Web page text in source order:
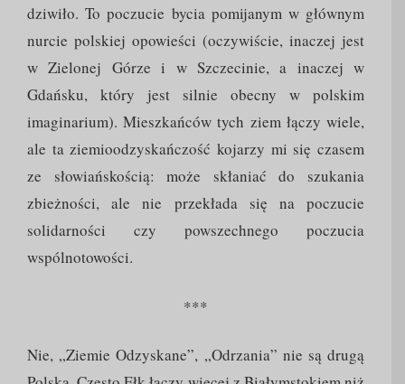
dziwiło. To poczucie bycia pomijanym w głównym
nurcie polskiej opowieści (oczywiście, inaczej jest
w Zielonej Górze i w Szczecinie, a inaczej w
Gdańsku, który jest silnie obecny w polskim
imaginarium). Mieszkańców tych ziem łączy wiele,
ale ta ziemioodzyskańczość kojarzy mi się czasem
ze słowiańskością: może skłaniać do szukania
zbieżności, ale nie przekłada się na poczucie
solidarności czy powszechnego poczucia
wspólnotowości.
***
Nie, „Ziemie Odzyskane”, „Odrzania” nie są drugą